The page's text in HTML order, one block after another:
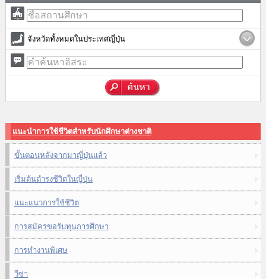
จังหวัดทั้งหมดในประเทศญี่ปุ่น
แนะนำการใช้ชีวิตสำหรับนักศึกษาต่างชาติ
ขั้นตอนหลังจากมาญี่ปุ่นแล้ว
เริ่มต้นดำรงชีวิตในญี่ปุ่น
แนะแนวการใช้ชีวิต
การสมัครขอรับทุนการศึกษา
การทำงานพิเศษ
วีซ่า